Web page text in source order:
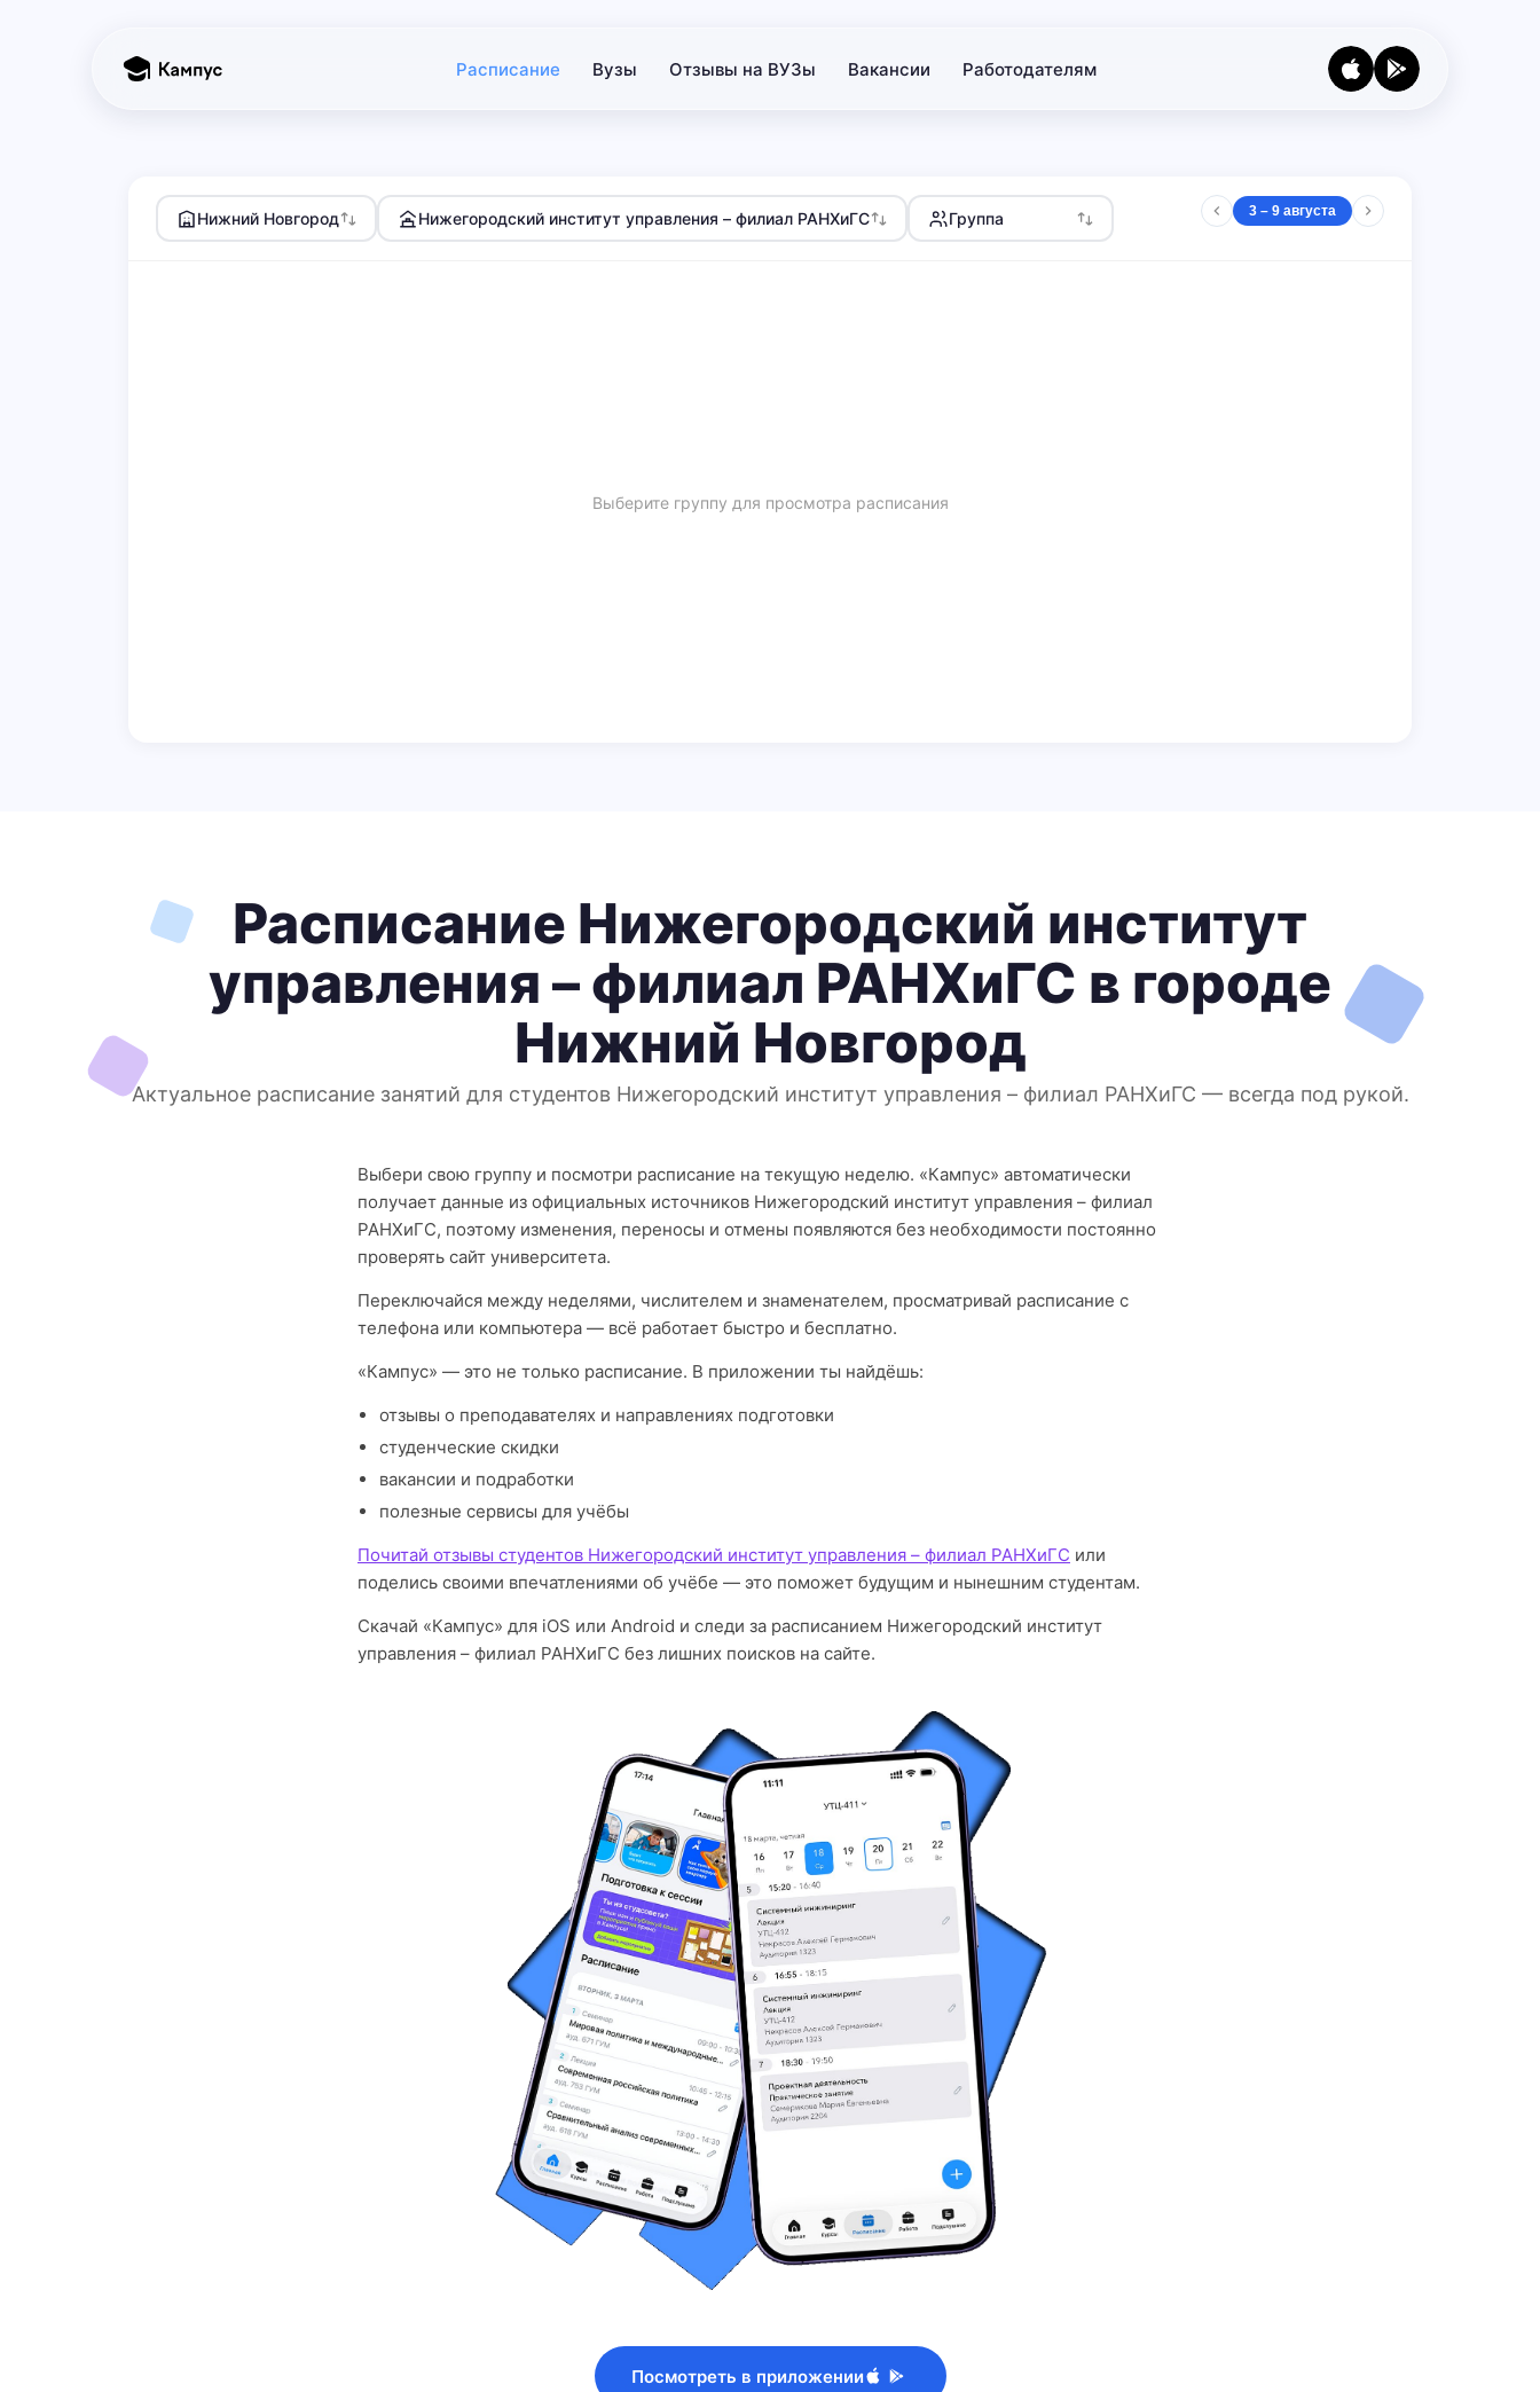
Расписание Вузы Отзывы на ВУЗы Вакансии Работодателям
Нижний Новгород Нижегородский институт управления – филиал РАНХиГС Группа 3 – 9 августа
Выберите группу для просмотра расписания
Расписание Нижегородский институт
управления – филиал РАНХиГС в городе
Нижний Новгород
Актуальное расписание занятий для студентов Нижегородский институт управления – филиал РАНХиГС — всегда под рукой.
Выбери свою группу и посмотри расписание на текущую неделю. «Кампус» автоматически
получает данные из официальных источников Нижегородский институт управления – филиал
РАНХиГС, поэтому изменения, переносы и отмены появляются без необходимости постоянно
проверять сайт университета.
Переключайся между неделями, числителем и знаменателем, просматривай расписание с
телефона или компьютера — всё работает быстро и бесплатно.
«Кампус» — это не только расписание. В приложении ты найдёшь:
отзывы о преподавателях и направлениях подготовки
студенческие скидки
вакансии и подработки
полезные сервисы для учёбы
Почитай отзывы студентов Нижегородский институт управления – филиал РАНХиГС или
поделись своими впечатлениями об учёбе — это поможет будущим и нынешним студентам.
Скачай «Кампус» для iOS или Android и следи за расписанием Нижегородский институт
управления – филиал РАНХиГС без лишних поисков на сайте.
Посмотреть в приложении